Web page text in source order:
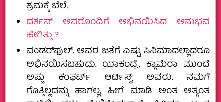
ಶ್ರಮಕ್ಕೆ ಬೆಲೆ.
ದರ್ಶನ್‌ ಅವರೊಂದಿಗೆ ಅಭಿನಯಿಸಿದ ಅನುಭವ
ಹೇಗಿತ್ತು ?
ವಂಡರ್‌ಫುಲ್.‌ ಅವರ ಜತೆಗೆ ಎಷ್ಟು ಸಿನಿಮಾದಲ್ಲಾದರೂ
ಅಭಿನಯಿಸಬಹುದು. ಯಾಕಂದ್ರೆ, ಕ್ಯಾಮೆರಾ ಮುಂದೆ
ಅಷ್ಟು ಕಂಫರ್ಟ್‌ ಆರ್ಟಿಸ್ಟ್‌ ಅವರು. ನಮಗೆ
ಗೊತ್ತಿಲ್ಲದನ್ನು ಹಾಗಲ್ಲ, ಹೀಗೆ ಮಾಡಿ ಅಂತ ಅತ್ಯಂತ